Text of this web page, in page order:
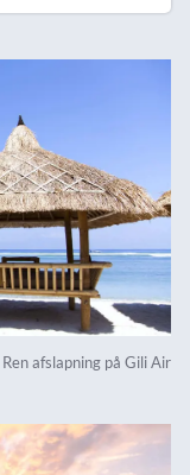
Ren afslapning på Gili Air